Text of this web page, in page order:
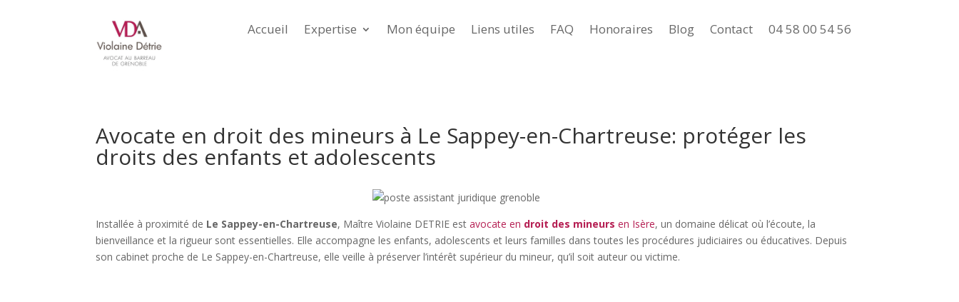
Accueil Expertise Mon équipe Liens utiles FAQ Honoraires Blog Contact 04 58 00 54 56
Avocate en droit des mineurs à Le Sappey-en-Chartreuse: protéger les
droits des enfants et adolescents
Installée à proximité de Le Sappey-en-Chartreuse, Maître Violaine DETRIE estavocate en droit des mineurs en Isère, un domaine délicat où l’écoute, la
bienveillance et la rigueur sont essentielles. Elle accompagne les enfants, adolescents et leurs familles dans toutes les procédures judiciaires ou éducatives. Depuis
son cabinet proche de Le Sappey-en-Chartreuse, elle veille à préserver l’intérêt supérieur du mineur, qu’il soit auteur ou victime.